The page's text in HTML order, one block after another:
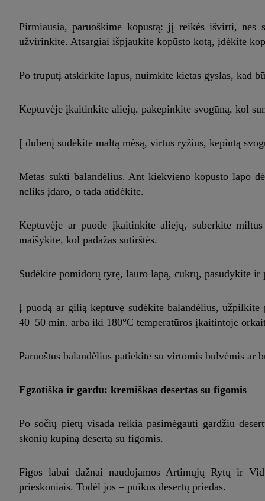
Pirmiausia, paruoškime kopūstą: jį reikės išvirti,
užvirinkite. Atsargiai išpjaukite kopūsto kotą, įdėkite
Po truputį atskirkite lapus, nuimkite kietas gyslas, kad
Keptuvėje įkaitinkite aliejų, pakepinkite svogūną, kol
Į dubenį sudėkite maltą mėsą, virtus ryžius, kepintą
Metas sukti balandėlius. Ant kiekvieno kopūsto lapo
neliks įdaro, o tada atidėkite.
Keptuvėje ar puode įkaitinkite aliejų, suberkite
maišykite, kol padažas sutirštės.
Sudėkite pomidorų tyrę, lauro lapą, cukrų, pasūdykite
Į puodą ar gilią keptuvę sudėkite balandėlius,
40–50 min. arba iki 180°C temperatūros įkaitintoje
Paruoštus balandėlius patiekite su virtomis bulvėmis
Egzotiška ir gardu: kremiškas desertas su figomis
Po sočių pietų visada reikia pasimėgauti gardžiu
skonių kupiną desertą su figomis.
Figos labai dažnai naudojamos Artimųjų Rytų ir
prieskoniais. Todėl jos – puikus desertų priedas.